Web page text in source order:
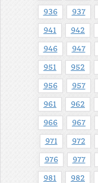
936 937
941 942
946 947
951 952
956 957
961 962
966 967
971 972
976 977
981 982